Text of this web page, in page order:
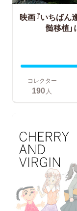
映画『いちばん
髄移植
コレクター
190 人